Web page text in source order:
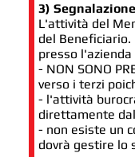
3)
L'attività del
del Beneficiario.
presso
- NON SONO
verso i terzi
- l'attività
direttamente
- non esiste un
dovrà gestire lo